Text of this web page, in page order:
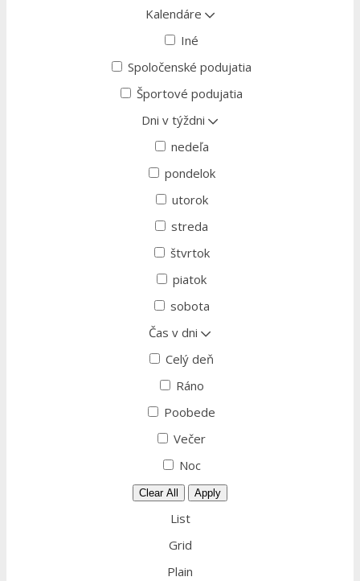
Kalendáre
Iné
Spoločenské podujatia
Športové podujatia
Dni v týždni
nedeľa
pondelok
utorok
streda
štvrtok
piatok
sobota
Čas v dni
Celý deň
Ráno
Poobede
Večer
Noc
Clear All Apply
List
Grid
Plain